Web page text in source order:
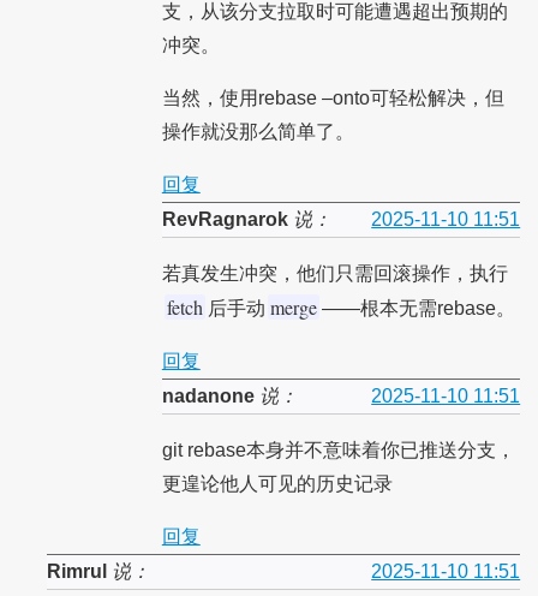
支，从该分支拉取时可能遭遇超出预期的
冲突。
当然，使用rebase –onto可轻松解决，但
操作就没那么简单了。
回复
RevRagnarok说： 2025-11-10 11:51
若真发生冲突，他们只需回滚操作，执行
fetch 后手动 merge ——根本无需rebase。
回复
nadanone说： 2025-11-10 11:51
git rebase本身并不意味着你已推送分支，
更遑论他人可见的历史记录
回复
Rimrul
说： 2025-11-10 11:51